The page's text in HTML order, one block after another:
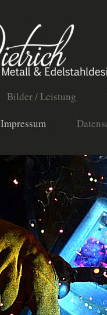
Bilder / Leistung
Impressum